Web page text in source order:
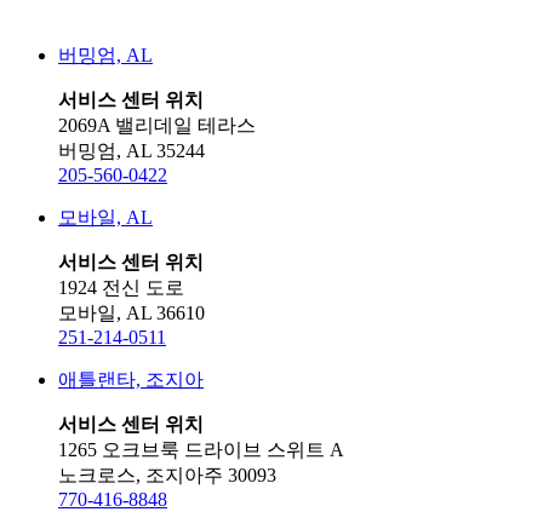
버밍엄, AL
서비스 센터 위치
2069A 밸리데일 테라스
버밍엄, AL 35244
205-560-0422
모바일, AL
서비스 센터 위치
1924 전신 도로
모바일, AL 36610
251-214-0511
애틀랜타, 조지아
서비스 센터 위치
1265 오크브룩 드라이브 스위트 A
노크로스, 조지아주 30093
770-416-8848